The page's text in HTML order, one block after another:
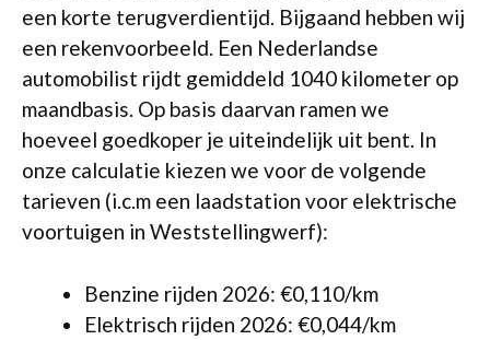
een korte terugverdientijd. Bijgaand hebben wij
een rekenvoorbeeld. Een Nederlandse
automobilist rijdt gemiddeld 1040 kilometer op
maandbasis. Op basis daarvan ramen we
hoeveel goedkoper je uiteindelijk uit bent. In
onze calculatie kiezen we voor de volgende
tarieven (i.c.m een laadstation voor elektrische
voortuigen in Weststellingwerf):
Benzine rijden 2026: €0,110/km
Elektrisch rijden 2026: €0,044/km